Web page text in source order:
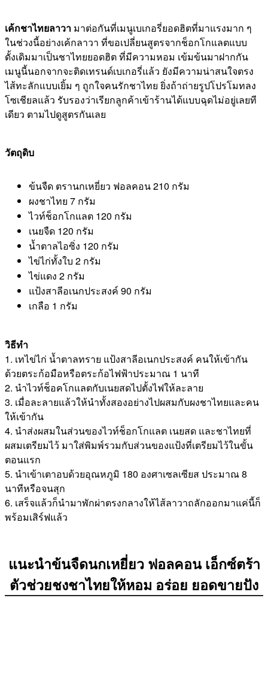
เค้กชาไทยลาวา มาต่อกันที่เมนูเบเกอรี่ยอดฮิตที่มาแรงมาก ๆ
ในช่วงนี้อย่างเค้กลาวา ที่ขอเปลี่ยนสูตรจากช็อกโกแลตแบบ
ดั้งเดิมมาเป็นชาไทยยอดฮิต ที่มีความหอม เข้มข้นมาฝากกัน
เมนูนี้นอกจากจะติดเทรนด์เบเกอรี่แล้ว ยังมีความน่าสนใจตรง
ไส้ทะลักแบบเยิ้ม ๆ ถูกใจคนรักชาไทย ยิ่งถ้าถ่ายรูปโปรโมทลง
โซเชียลแล้ว รับรองว่าเรียกลูกค้าเข้าร้านได้แบบฉุดไม่อยู่เลยที
เดียว ตามไปดูสูตรกันเลย
วัตถุดิบ
ข้นจืด ตรานกเหยี่ยว ฟอลคอน 210 กรัม
ผงชาไทย 7 กรัม
ไวท์ช็อกโกแลต 120 กรัม
เนยจืด 120 กรัม
น้ำตาลไอซิ่ง 120 กรัม
ไข่ไก่ทั้งใบ 2 กรัม
ไข่แดง 2 กรัม
แป้งสาลีอเนกประสงค์ 90 กรัม
เกลือ 1 กรัม
วิธีทำ
1. เทไข่ไก่ น้ำตาลทราย แป้งสาลีอเนกประสงค์ คนให้เข้ากัน
ด้วยตระก้อมือหรือตระก้อไฟฟ้าประมาณ 1 นาที
2. นำไวท์ช็อคโกแลตกับเนยสดไปตั้งไฟให้ละลาย
3. เมื่อละลายแล้วให้นำทั้งสองอย่างไปผสมกับผงชาไทยและคน
ให้เข้ากัน
4. นำส่งผสมในส่วนของไวท์ช็อกโกแลต เนยสด และชาไทยที่
ผสมเตรียมไว้ มาใส่พิมพ์รวมกับส่วนของแป้งที่เตรียมไว้ในขั้น
ตอนแรก
5. นำเข้าเตาอบด้วยอุณหภูมิ 180 องศาเซลเซียส ประมาณ 8
นาทีหรือจนสุก
6. เสร็จแล้วก็นำมาพักผ่าตรงกลางให้ไส้ลาวาถลักออกมาแค่นี้ก็
พร้อมเสิร์ฟแล้ว
แนะนำข้นจืดนกเหยี่ยว ฟอลคอน เอ็กซ์ตร้า
ตัวช่วยชงชาไทยให้หอม อร่อย ยอดขายปัง